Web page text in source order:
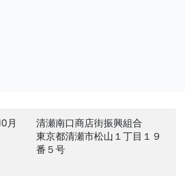
月
清瀬南口商店街振興組合
東京都清瀬市松山１丁目１９
番５号